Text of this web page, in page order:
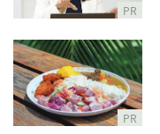
PR
PR